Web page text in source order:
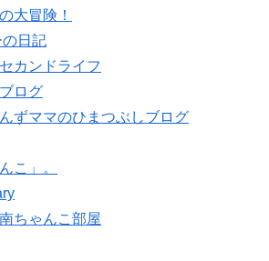
大冒険！
日記
カンドライフ
ログ
ずママのひまつぶしブログ
こ」。
ちゃんこ部屋